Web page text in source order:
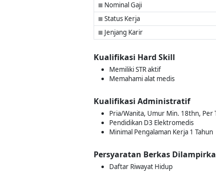
■ Nominal Gaji
■ Status Kerja
■ Jenjang Karir
Kualifikasi Hard Skill
Memiliki STR aktif
Memahami alat medis
Kualifikasi Administratif
Pria/Wanita, Umur Min. 18thn, Per
Pendidikan D3 Elektromedis
Minimal Pengalaman Kerja 1 Tahun
Persyaratan Berkas
Daftar Riwayat Hidup